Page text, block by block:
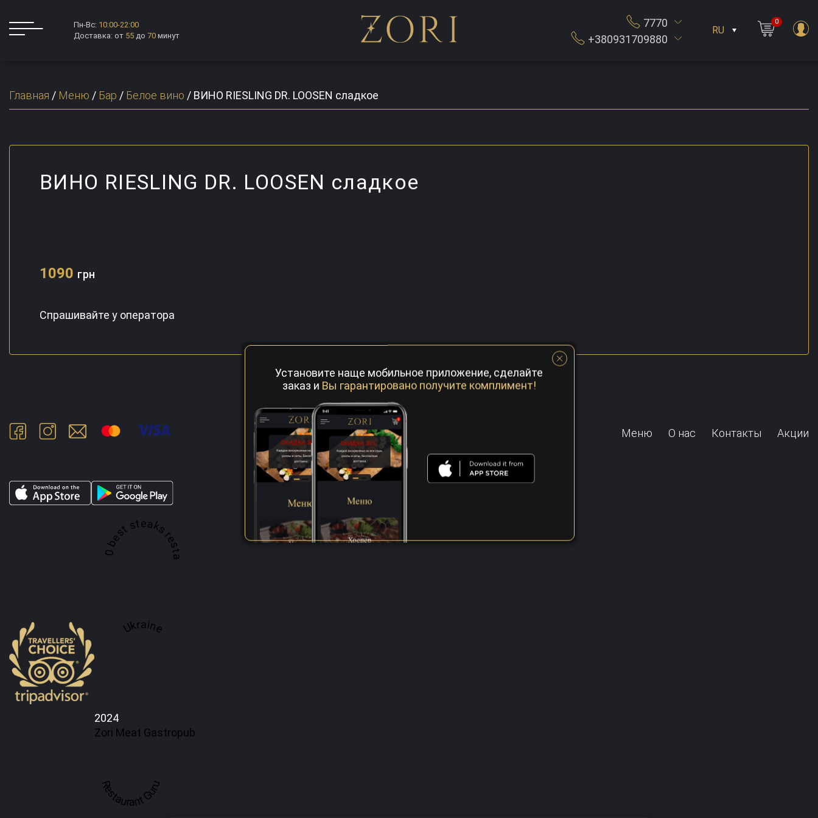
Пн-Вс: 10:00-22:00
Доставка: от 55 до 70 минут
7770
+380931709880
RU
0
Главная / Меню / Бар / Белое вино / ВИНО RIESLING DR. LOOSEN сладкое
ВИНО RIESLING DR. LOOSEN сладкое
1090 грн
Спрашивайте у оператора
Меню О нас Контакты Акции
A top 100 best steaks restaurant in
Ukraine
2024
Zori Meat Gastropub
Restaurant Guru
Установите наще мобильное приложение, сделайте
заказ и Вы гарантировано получите комплимент!